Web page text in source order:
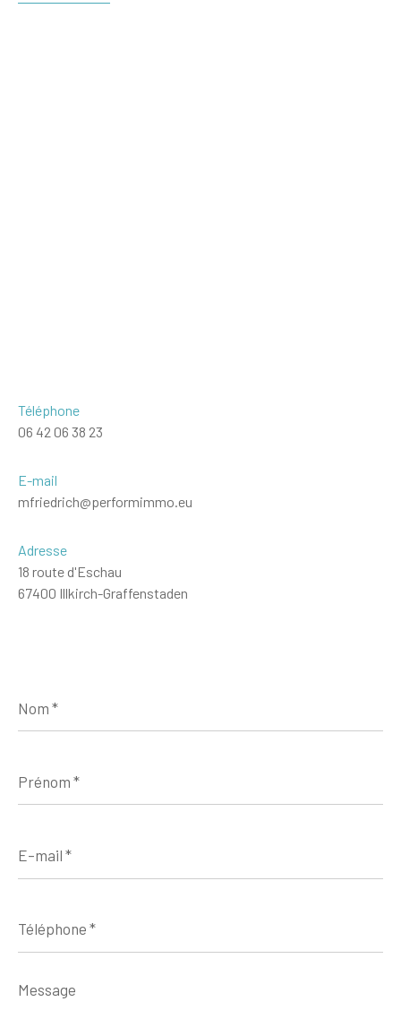
Téléphone
06 42 06 38 23
E-mail
mfriedrich@performimmo.eu
Adresse
18 route d'Eschau
67400 Illkirch-Graffenstaden
*
*
mail
*
*
Message
*